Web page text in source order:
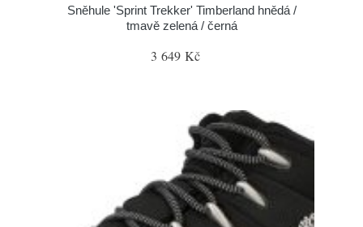
Sněhule 'Sprint Trekker' Timberland hnědá /
tmavě zelená / černá
3 649 Kč